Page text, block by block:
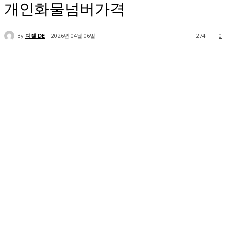
개인화물넘버가격
By 디젤 DE 2026년 04월 06일 0
274